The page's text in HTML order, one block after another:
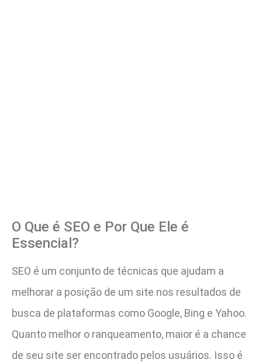
O Que é SEO e Por Que Ele é
Essencial?
SEO é um conjunto de técnicas que ajudam a
melhorar a posição de um site nos resultados de
busca de plataformas como Google, Bing e Yahoo.
Quanto melhor o ranqueamento, maior é a chance
de seu site ser encontrado pelos usuários. Isso é